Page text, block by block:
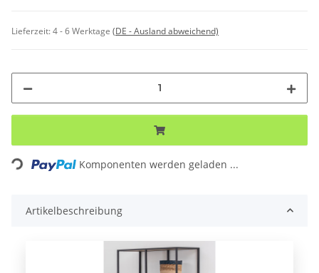
Lieferzeit:4 - 6 Werktage (DE - Ausland abweichend)
Komponenten werden geladen ...
Artikelbeschreibung